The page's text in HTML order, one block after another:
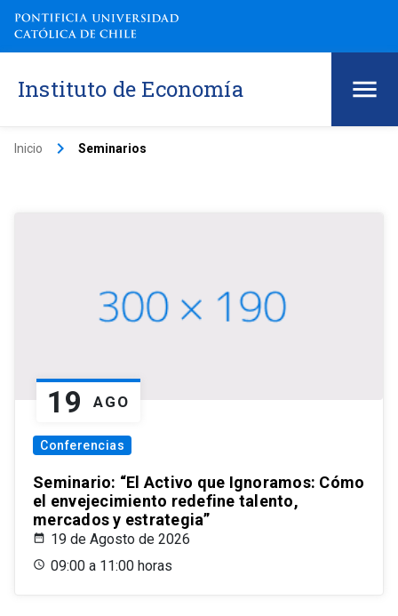
Instituto de Economía
Inicio keyboard_arrow_right Seminarios
19 AGO
Conferencias
Seminario: “El Activo que Ignoramos: Cómo
el envejecimiento redefine talento,
mercados y estrategia”
19 de Agosto de 2026
09:00 a 11:00 horas